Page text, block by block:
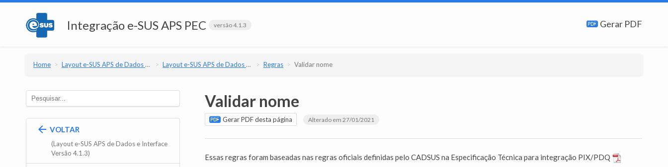
Integração e-SUS APS PEC versão 4.1.3 Gerar PDF
Home Layout e-SUS APS de Dados e Interface Layout e-SUS APS de Dados e Interface Versão 4.1.3 Regras Validar nome
VOLTAR
(Layout e-SUS APS de Dados e Interface
Versão 4.1.3)
Validar nome
Gerar PDF desta página Alterado em 27/01/2021
Essas regras foram baseadas nas regras oficiais definidas pelo CADSUS na Especificação Técnica para integração PIX/PDQ